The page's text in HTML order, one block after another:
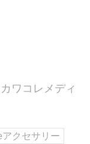
カワコレメディ
クセサリー